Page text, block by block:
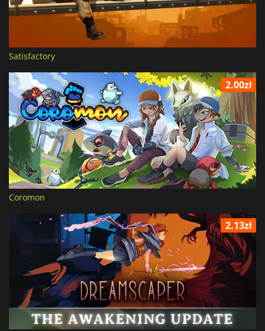
Satisfactory
2.00zł
Coromon
2.13zł